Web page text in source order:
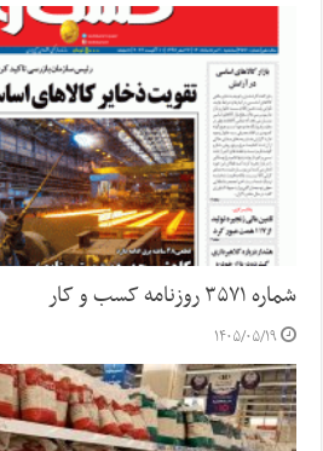
شماره ۳۵۷۱ روزنامه کسب و کار
۱۴۰۵/۰۵/۱۹